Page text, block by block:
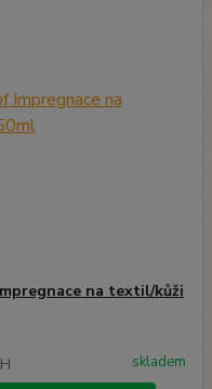
na textil/kůži
skladem